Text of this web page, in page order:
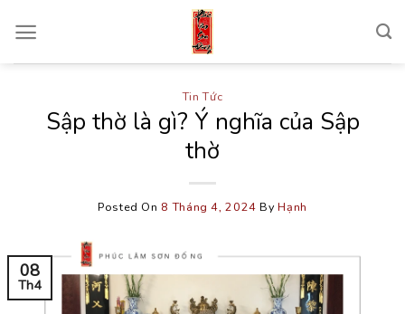
content
Tin Tức
Sập thờ là gì? Ý nghĩa của Sập
thờ
Posted On 8 Tháng 4, 2024 ByHạnh
08
Th4